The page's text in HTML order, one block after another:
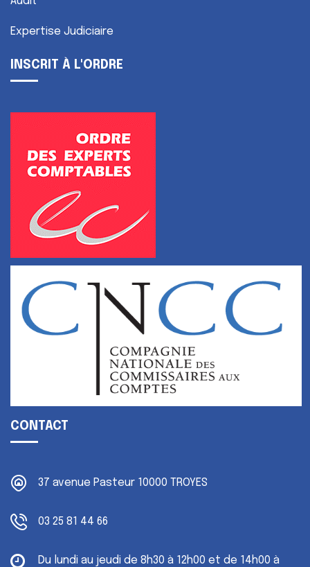
Expertise Judiciaire
INSCRIT À L'ORDRE
CONTACT
37 avenue Pasteur 10000 TROYES
03 25 81 44 66
Du lundi au jeudi de 8h30 à 12h00 et de 14h00 à